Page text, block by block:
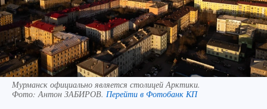
Мурманск официально является столицей Арктики.
Фото:Антон ЗАБИРОВ. Перейти в Фотобанк КП